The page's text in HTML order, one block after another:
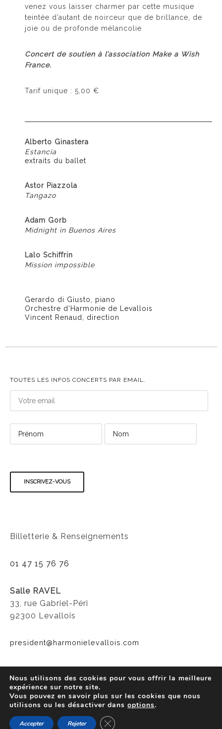
venez vous laisser charmer par cette musique
teintée d’autant de noirceur que de brillance, de
joie ou de profonde mélancolie
Concert de soutien à l’association Make a Wish
France.
Tarif unique : 5,00 €
Alberto Ginastera
Estancia
extraits du ballet
Astor Piazzola
Tangazo
Adam Gorb
Midnight in Buenos Aires
Lalo Schiffrin
Mission impossible
Gerardo di Giusto, piano
Orchestre d’Harmonie de Levallois
Vincent Renaud, direction
TOUTES LES INFOS CONCERTS PAR EMAIL.
Billetterie & Renseignements
01 47 15 76 76
Salle RAVEL
33, rue Gabriel-Péri
92300 Levallois
president@harmonielevallois.com
Nous utilisons des cookies pour vous offrir la meilleure
expérience sur notre site.
Vous pouvez en savoir plus sur les cookies que nous
utilisons ou les désactiver dans options.
Accepter Rejeter Close GDPR Cookie Banner